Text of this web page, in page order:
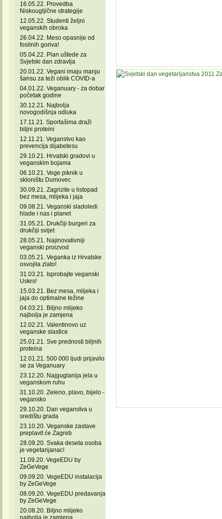
16.05.22. Provedba
Niskougljične strategije
12.05.22. Studenti željni
veganskih obroka
26.04.22. Meso opasnije od
fosilnih goriva!
05.04.22. Plan uštede za
Svjetski dan zdravlja
20.01.22. Vegani imaju manju
šansu za teži oblik COVID-a
04.01.22. Veganuary - za dobar
početak godine
30.12.21. Najbolja
novogodišnja odluka
17.11.21. Sportašima draži
biljni proteini
12.11.21. Veganstvo kao
prevencija dijabetesu
29.10.21. Hrvatski gradovi u
veganskim bojama
06.10.21. Vege piknik u
skloništu Dumovec
30.09.21. Zagrizite u listopad
bez mesa, mlijeka i jaja
09.08.21. Veganski sladoledi
hlade i nas i planet
31.05.21. Drukčiji burgeri za
drukčiji svijet
28.05.21. Najinovativniji
veganski proizvod
03.05.21. Veganka iz Hrvatske
osvojila zlato!
31.03.21. Isprobajte veganski
Uskrs!
15.03.21. Bez mesa, mlijeka i
jaja do optimalne težine
04.03.21. Biljno mlijeko
najbolja je zamjena
12.02.21. Valentinovo uz
veganske slastice
25.01.21. Sve prednosti biljnih
proteina
12.01.21. 500 000 ljudi prijavilo
se za Veganuary
23.12.20. Najguglanija jela u
veganskom ruhu
31.10.20. Zeleno, plavo, bijelo -
vegansko
29.10.20. Dan veganstva u
središtu grada
23.10.20. Veganske zastave
preplavit će Zagreb
28.09.20. Svaka deseta osoba
je vegetarijanac!
11.09.20. VegeEDU by
ZeGeVege
09.09.20. VegeEDU instalacija
by ZeGeVege
08.09.20. VegeEDU predavanja
by ZeGeVege
20.08.20. Biljno mlijeko
najbolja je zamjena